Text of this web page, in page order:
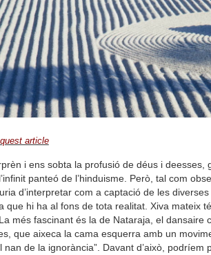
article
i ens sobta la profusió de déus i deesses,
panteó de l’hinduisme. Però, tal com
d’interpretar com a captació de les
que hi ha al fons de tota realitat. Xiva mateix
més fascinant és la de Nataraja, el dansaire
que aixeca la cama esquerra amb un
nan de la ignorància”. Davant d’això,